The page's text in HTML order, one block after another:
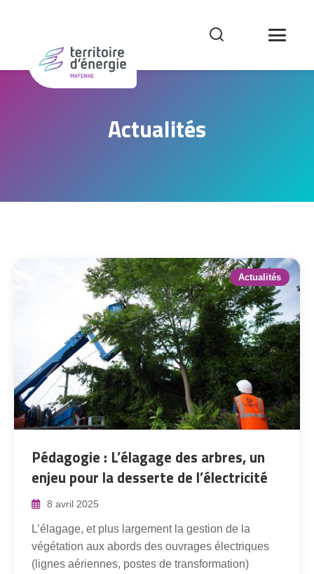
Actualités
Actualités
Pédagogie : L’élagage des arbres, un
enjeu pour la desserte de l’électricité
8 avril 2025
L’élagage, et plus largement la gestion de la
végétation aux abords des ouvrages électriques
(lignes aériennes, postes de transformation)